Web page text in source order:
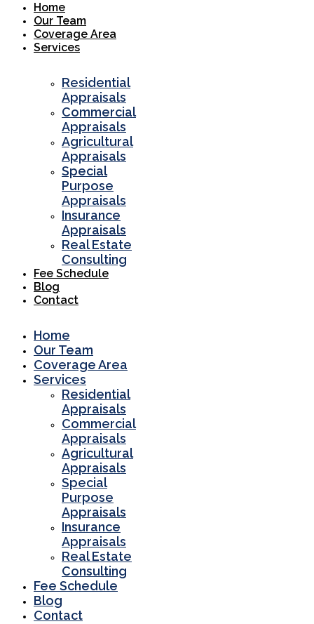
Home
Our Team
Coverage Area
Services
Residential
Appraisals
Commercial
Appraisals
Agricultural
Appraisals
Special
Purpose
Appraisals
Insurance
Appraisals
Real Estate
Consulting
Fee Schedule
Blog
Contact
Home
Our Team
Coverage Area
Services
Residential
Appraisals
Commercial
Appraisals
Agricultural
Appraisals
Special
Purpose
Appraisals
Insurance
Appraisals
Real Estate
Consulting
Fee Schedule
Blog
Contact